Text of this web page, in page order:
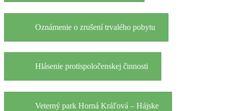
Oznámenie o zrušení trvalého pobytu
Hlásenie protispoločenskej činnosti
Veterný park Horná Kráľová – Hájske